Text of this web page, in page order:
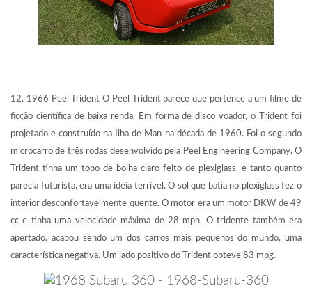
12. 1966 Peel Trident O Peel Trident parece que pertence a um filme de
ficção científica de baixa renda. Em forma de disco voador, o Trident foi
projetado e construído na Ilha de Man na década de 1960. Foi o segundo
microcarro de três rodas desenvolvido pela Peel Engineering Company. O
Trident tinha um topo de bolha claro feito de plexiglass, e tanto quanto
parecia futurista, era uma idéia terrível. O sol que batia no plexiglass fez o
interior desconfortavelmente quente. O motor era um motor DKW de 49
cc e tinha uma velocidade máxima de 28 mph. O tridente também era
apertado, acabou sendo um dos carros mais pequenos do mundo, uma
característica negativa. Um lado positivo do Trident obteve 83 mpg.